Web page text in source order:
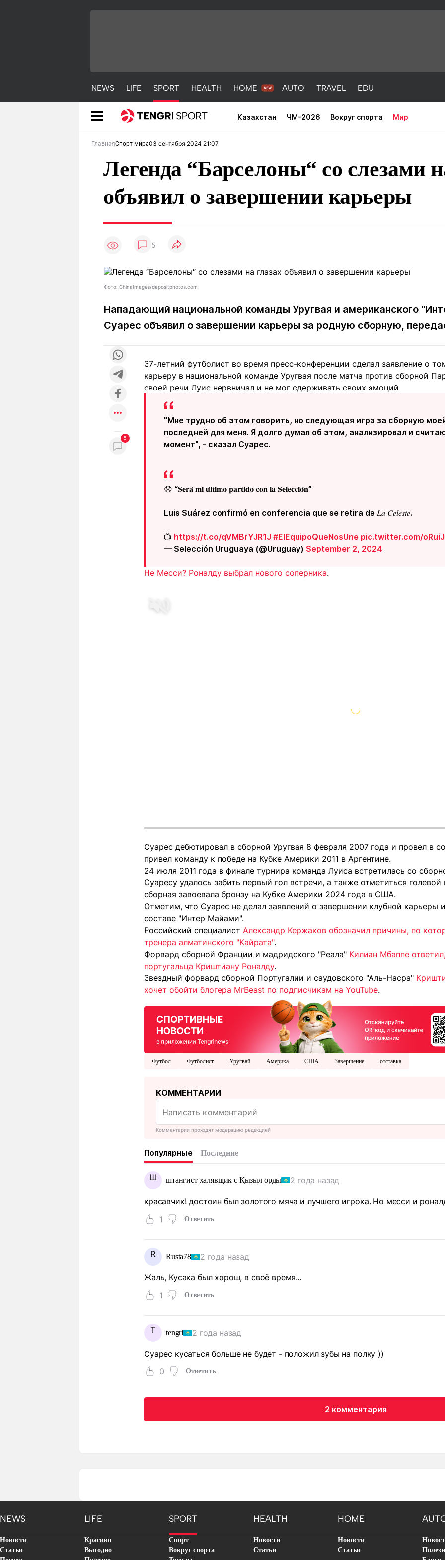
NEWS LIFE SPORT HEALTH HOME AUTO TRAVEL EDU
Казахстан ЧМ-2026 Вокруг спорта Мир
Погода
Рейтинги
Полезно
Гороскопы
Рецепты
чемпионов
+7 (777) 001 44 99
Реклама
+7 (700) 3 888 188
ГлавнаяСпорт мира03 сентября 2024 21:07
Легенда “Барселоны“ со слезами
объявил о завершении карьеры
5
Фото: ChinaImages/depositphotos.com
Нападающий национальной команды Уругвая и американского
Суарес объявил о завершении карьеры за родную сборную,
5
37-летний футболист во время пресс-конференции сделал заявление о
карьеру в национальной команде Уругвая после матча против сборной
своей речи Луис нервничал и не мог сдерживать своих эмоций.
"Мне трудно об этом говорить, но следующая игра за сборную
последней для меня. Я долго думал об этом, анализировал и
момент", - сказал Суарес.
😞 “𝐒𝐞𝐫𝐚́ 𝐦𝐢 𝐮́𝐥𝐭𝐢𝐦𝐨 𝐩𝐚𝐫𝐭𝐢𝐝𝐨 𝐜𝐨𝐧 𝐥𝐚 𝐒𝐞𝐥𝐞𝐜𝐜𝐢𝐨́𝐧”
Luis Suárez confirmó en conferencia que se retira de 𝐿𝑎 𝐶𝑒𝑙𝑒𝑠𝑡𝑒.
📺 https://t.co/qVMBrYJR1J #ElEquipoQueNosUne pic.twitter.com/
— Selección Uruguaya (@Uruguay) September 2, 2024
Не Месси? Роналду выбрал нового соперника.
Суарес дебютировал в сборной Уругвая 8 февраля 2007 года и провел в
привел команду к победе на Кубке Америки 2011 в Аргентине.
24 июля 2011 года в финале турнира команда Луиса встретилась со
Суаресу удалось забить первый гол встречи, а также отметиться
сборная завоевала бронзу на Кубке Америки 2024 года в США.
Отметим, что Суарес не делал заявлений о завершении клубной карьеры
составе "Интер Майами".
Российский специалист Александр Кержаков обозначил причины, по
тренера алматинского "Кайрата".
Форвард сборной Франции и мадридского "Реала" Килиан Мбаппе
португальца Криштиану Роналду.
Звездный форвард сборной Португалии и саудовского "Аль-Насра"
хочет обойти блогера MrBeast по подписчикам на YouTube.
Футбол Футболист Уругвай Америка США Завершение отставка
КОММЕНТАРИИ
Комментарии проходят модерацию редакцией
Популярные Последние
Ш штангист халявщик с Қызыл орды 2 года назад
красавчик! достоин был золотого мяча и лучшего игрока. Но месси и
1
Ответить
R Rusta78 2 года назад
Жаль, Кусака был хорош, в своё время...
1
Ответить
T tengri 2 года назад
Суарес кусаться больше не будет - положил зубы на полку ))
0
Ответить
2 комментария
NEWS LIFE SPORT HEALTH HOME
Новости
Статьи
Красиво
Выгодно
Спорт
Вокруг спорта
Новости
Статьи
Новости
Статьи